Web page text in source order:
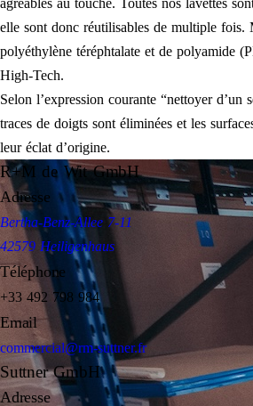
elle sont donc réutilisables de multiple fois.
polyéthylène téréphtalate et de polyamide
High-Tech.
Selon l’expression courante “nettoyer d’un
traces de doigts sont éliminées et les
leur éclat d’origine.
R+M de Wit GmbH
Adresse
Bertha-Benz-Allee 7-11
42579 Heiligenhaus
Téléphone
+33 492 798 984
Email
commercial@rm-suttner.fr
Suttner GmbH
Adresse